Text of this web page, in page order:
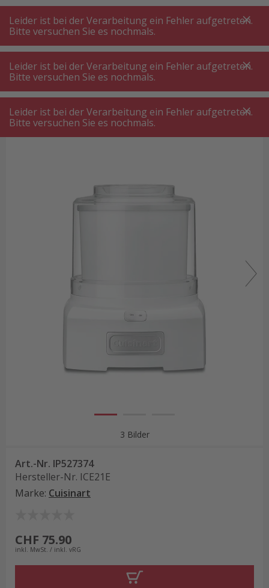
A +++
A+++
A +++
A+++
MyPost
MyPost
MENÜ SUCHE
Glacémaschine Cuisinart ICE21E Eismaschine Weiss
Cuisinart ICE21E Eismaschine Weiss
3 Bilder
Art.-Nr. IP527374
Hersteller-Nr. ICE21E
Marke: Cuisinart
CHF 75.90
inkl. MwSt. / inkl. vRG
Leider ist bei der Verarbeitung ein Fehler aufgetreten.
Bitte versuchen Sie es nochmals.
Leider ist bei der Verarbeitung ein Fehler aufgetreten.
Bitte versuchen Sie es nochmals.
Leider ist bei der Verarbeitung ein Fehler aufgetreten.
Bitte versuchen Sie es nochmals.